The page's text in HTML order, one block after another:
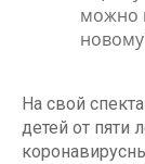
можно
На свой
детей от пяти